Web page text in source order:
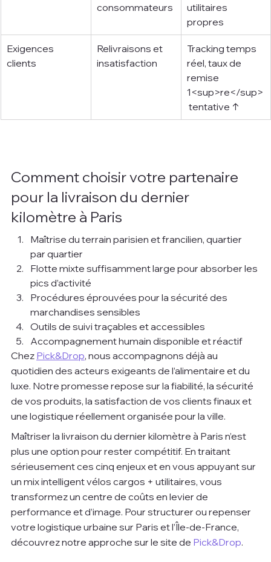
consommateurs
utilitaires
propres
Exigences
clients
Relivraisons et
insatisfaction
Tracking temps
réel, taux de
remise
1<sup>re</sup>
tentative ↑
Comment choisir votre partenaire
pour la livraison du dernier
kilomètre à Paris
Maîtrise du terrain parisien et francilien, quartier
par quartier
Flotte mixte suffisamment large pour absorber les
pics d’activité
Procédures éprouvées pour la sécurité des
marchandises sensibles
Outils de suivi traçables et accessibles
Accompagnement humain disponible et réactif
Chez Pick&Drop, nous accompagnons déjà au
quotidien des acteurs exigeants de l’alimentaire et du
luxe. Notre promesse repose sur la fiabilité, la sécurité
de vos produits, la satisfaction de vos clients finaux et
une logistique réellement organisée pour la ville.
Maîtriser la livraison du dernier kilomètre à Paris n’est
plus une option pour rester compétitif. En traitant
sérieusement ces cinq enjeux et en vous appuyant sur
un mix intelligent vélos cargos + utilitaires, vous
transformez un centre de coûts en levier de
performance et d’image. Pour structurer ou repenser
votre logistique urbaine sur Paris et l’Île-de-France,
découvrez notre approche sur le site de Pick&Drop.